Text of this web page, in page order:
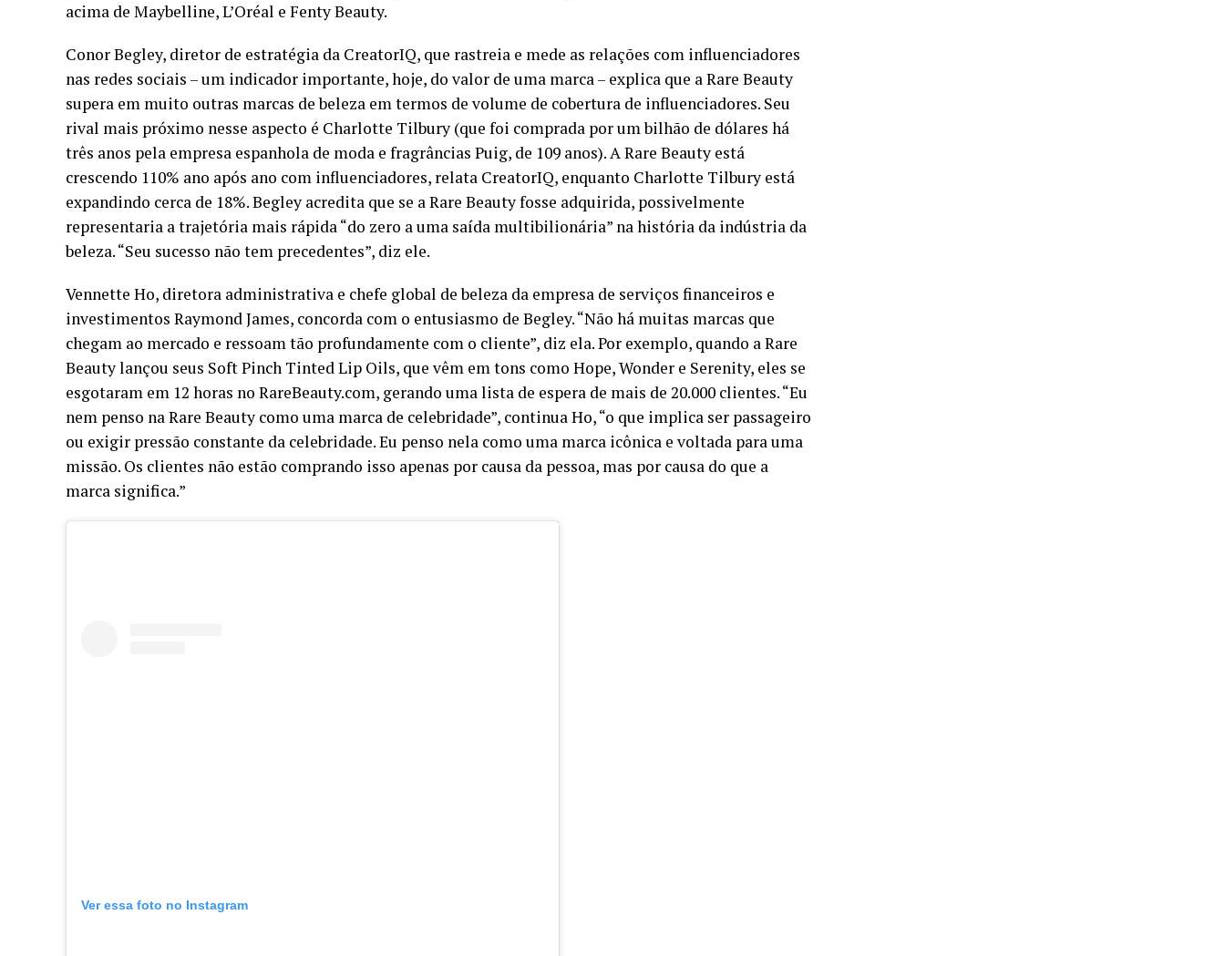
acima de Maybelline, L’Oréal e Fenty Beauty.
Conor Begley, diretor de estratégia da CreatorIQ, que rastreia e mede as relações com influenciadores
nas redes sociais – um indicador importante, hoje, do valor de uma marca – explica que a Rare Beauty
supera em muito outras marcas de beleza em termos de volume de cobertura de influenciadores. Seu
rival mais próximo nesse aspecto é Charlotte Tilbury (que foi comprada por um bilhão de dólares há
três anos pela empresa espanhola de moda e fragrâncias Puig, de 109 anos). A Rare Beauty está
crescendo 110% ano após ano com influenciadores, relata CreatorIQ, enquanto Charlotte Tilbury está
expandindo cerca de 18%. Begley acredita que se a Rare Beauty fosse adquirida, possivelmente
representaria a trajetória mais rápida “do zero a uma saída multibilionária” na história da indústria da
beleza. “Seu sucesso não tem precedentes”, diz ele.
Vennette Ho, diretora administrativa e chefe global de beleza da empresa de serviços financeiros e
investimentos Raymond James, concorda com o entusiasmo de Begley. “Não há muitas marcas que
chegam ao mercado e ressoam tão profundamente com o cliente”, diz ela. Por exemplo, quando a Rare
Beauty lançou seus Soft Pinch Tinted Lip Oils, que vêm em tons como Hope, Wonder e Serenity, eles se
esgotaram em 12 horas no RareBeauty.com, gerando uma lista de espera de mais de 20.000 clientes. “Eu
nem penso na Rare Beauty como uma marca de celebridade”, continua Ho, “o que implica ser passageiro
ou exigir pressão constante da celebridade. Eu penso nela como uma marca icônica e voltada para uma
missão. Os clientes não estão comprando isso apenas por causa da pessoa, mas por causa do que a
marca significa.”
Ver essa foto no Instagram